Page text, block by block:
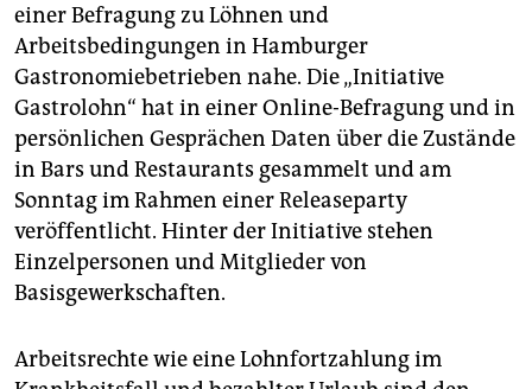
genossenschaft
epaper login
einer Befragung zu Löhnen und
Arbeitsbedingungen in Hamburger
Gastronomiebetrieben nahe. Die „Initiative
Gastrolohn“ hat in einer Online-Befragung und in
persönlichen Gesprächen Daten über die Zustände
in Bars und Restaurants gesammelt und am
Sonntag im Rahmen einer Releaseparty
veröffentlicht. Hinter der Initiative stehen
Einzelpersonen und Mitglieder von
Basisgewerkschaften.
Arbeitsrechte wie eine Lohnfortzahlung im